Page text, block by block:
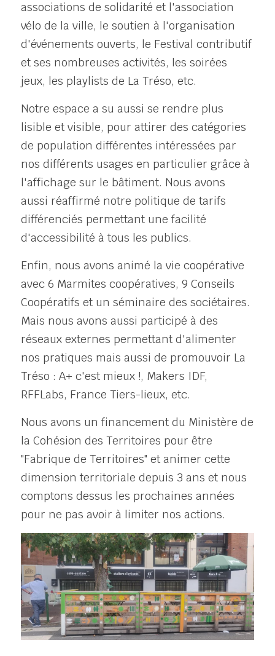
associations de solidarité et l'association
vélo de la ville, le soutien à l'organisation
d'événements ouverts, le Festival contributif
et ses nombreuses activités, les soirées
jeux, les playlists de La Tréso, etc.
Notre espace a su aussi se rendre plus
lisible et visible, pour attirer des catégories
de population différentes intéressées par
nos différents usages en particulier grâce à
l'affichage sur le bâtiment. Nous avons
aussi réaffirmé notre politique de tarifs
différenciés permettant une facilité
d'accessibilité à tous les publics.
Enfin, nous avons animé la vie coopérative
avec 6 Marmites coopératives, 9 Conseils
Coopératifs et un séminaire des sociétaires.
Mais nous avons aussi participé à des
réseaux externes permettant d'alimenter
nos pratiques mais aussi de promouvoir La
Tréso : A+ c'est mieux !, Makers IDF,
RFFLabs, France Tiers-lieux, etc.
Nous avons un financement du Ministère de
la Cohésion des Territoires pour être
"Fabrique de Territoires" et animer cette
dimension territoriale depuis 3 ans et nous
comptons dessus les prochaines années
pour ne pas avoir à limiter nos actions.